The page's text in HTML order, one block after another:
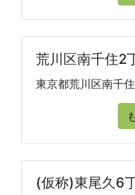
荒川区南千住2
東京都荒川区南千
(仮称)東尾久6